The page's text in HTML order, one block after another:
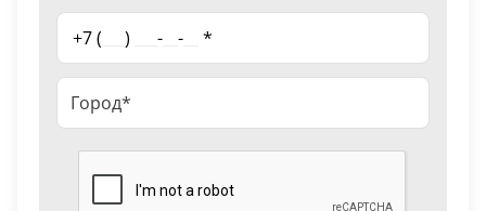
+7 ( ) - - *